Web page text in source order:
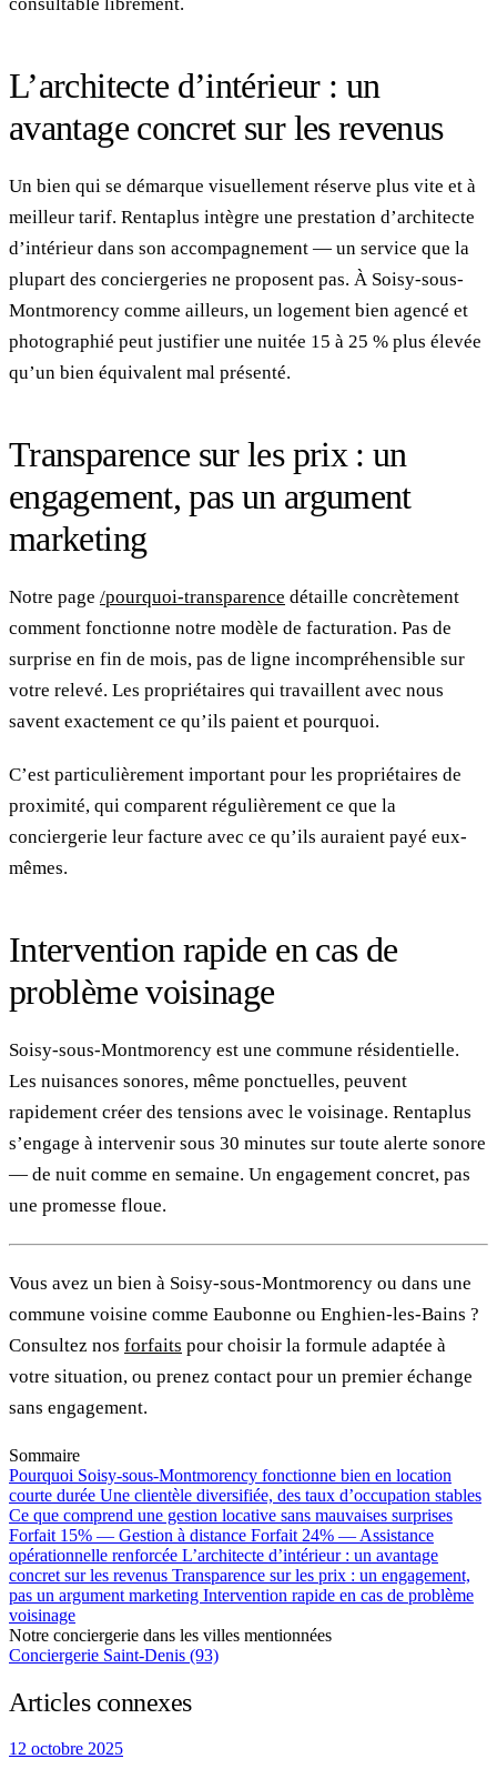
L’architecte d’intérieur : un
avantage concret sur les revenus
Un bien qui se démarque visuellement réserve plus vite et à
meilleur tarif. Rentaplus intègre une prestation d’architecte
d’intérieur dans son accompagnement — un service que la
plupart des conciergeries ne proposent pas. À Soisy-sous-
Montmorency comme ailleurs, un logement bien agencé et
photographié peut justifier une nuitée 15 à 25 % plus élevée
qu’un bien équivalent mal présenté.
Transparence sur les prix : un
engagement, pas un argument
marketing
Notre page /pourquoi-transparence détaille concrètement
comment fonctionne notre modèle de facturation. Pas de
surprise en fin de mois, pas de ligne incompréhensible sur
votre relevé. Les propriétaires qui travaillent avec nous
savent exactement ce qu’ils paient et pourquoi.
C’est particulièrement important pour les propriétaires de
proximité, qui comparent régulièrement ce que la
conciergerie leur facture avec ce qu’ils auraient payé eux-
mêmes.
Intervention rapide en cas de
problème voisinage
Soisy-sous-Montmorency est une commune résidentielle.
Les nuisances sonores, même ponctuelles, peuvent
rapidement créer des tensions avec le voisinage. Rentaplus
s’engage à intervenir sous 30 minutes sur toute alerte sonore
— de nuit comme en semaine. Un engagement concret, pas
une promesse floue.
Vous avez un bien à Soisy-sous-Montmorency ou dans une
commune voisine comme Eaubonne ou Enghien-les-Bains ?
Consultez nos forfaits pour choisir la formule adaptée à
votre situation, ou prenez contact pour un premier échange
sans engagement.
Sommaire
Pourquoi Soisy-sous-Montmorency fonctionne bien en location
courte durée Une clientèle diversifiée, des taux d’occupation stables
Ce que comprend une gestion locative sans mauvaises surprises
Forfait 15% — Gestion à distance Forfait 24% — Assistance
opérationnelle renforcée L’architecte d’intérieur : un avantage
concret sur les revenus Transparence sur les prix : un engagement,
pas un argument marketing Intervention rapide en cas de problème
voisinage
Notre conciergerie dans les villes mentionnées
Conciergerie Saint-Denis (93)
Articles connexes
12 octobre 2025